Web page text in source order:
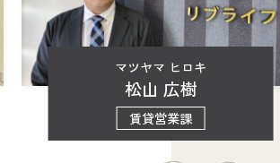
マツヤマ ヒロキ
松山 広樹
賃貸営業課